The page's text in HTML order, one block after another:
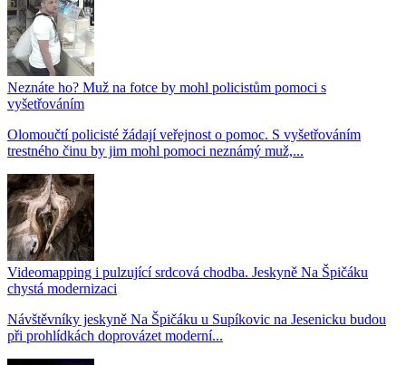
Neznáte ho? Muž na fotce by mohl policistům pomoci s
vyšetřováním
Olomoučtí policisté žádají veřejnost o pomoc. S vyšetřováním
trestného činu by jim mohl pomoci neznámý muž,...
Videomapping i pulzující srdcová chodba. Jeskyně Na Špičáku
chystá modernizaci
Návštěvníky jeskyně Na Špičáku u Supíkovic na Jesenicku budou
při prohlídkách doprovázet moderní...